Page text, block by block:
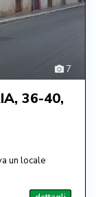
7
36-40,
un locale